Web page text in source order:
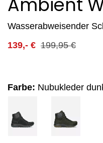
Ambient
Wasserabweisender
199,95€
139,- €
Farbe: Nubukleder